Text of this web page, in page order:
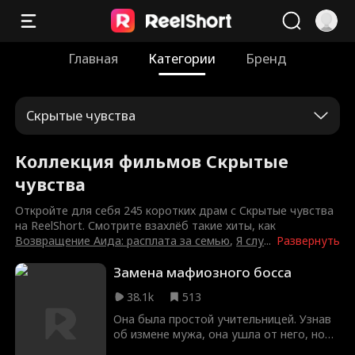
Главная Категории Бренд
Скрытые чувства
Коллекция фильмов Скрытые
чувства
Развернуть
Откройте для себя 245 коротких драм с Скрытые чувства
на ReelShort. Смотрите взахлёб такие хиты, как
Возвращение Аида: расплата за семью,Я слу...
Замена мафиозного босса
38.1k
513
Она была простой учительницей. Узнав
об измене мужа, она ушла от него, но